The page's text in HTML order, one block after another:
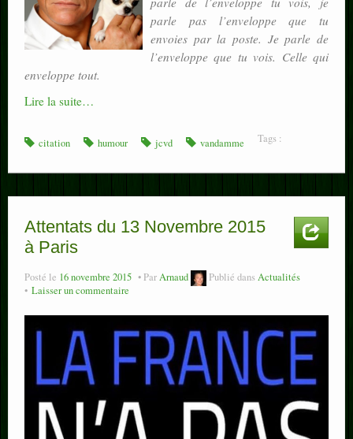
parle pas l’enveloppe que tu
envoies par la poste. Je parle de
l’enveloppe que tu vois. Celle qui
enveloppe tout.
Lire la suite…
Tags :
citation humour jcvd vandamme
Attentats du 13 Novembre 2015
à Paris
Posté le 16 novembre 2015 ParArnaud Publié dansActualités
Laisser un commentaire